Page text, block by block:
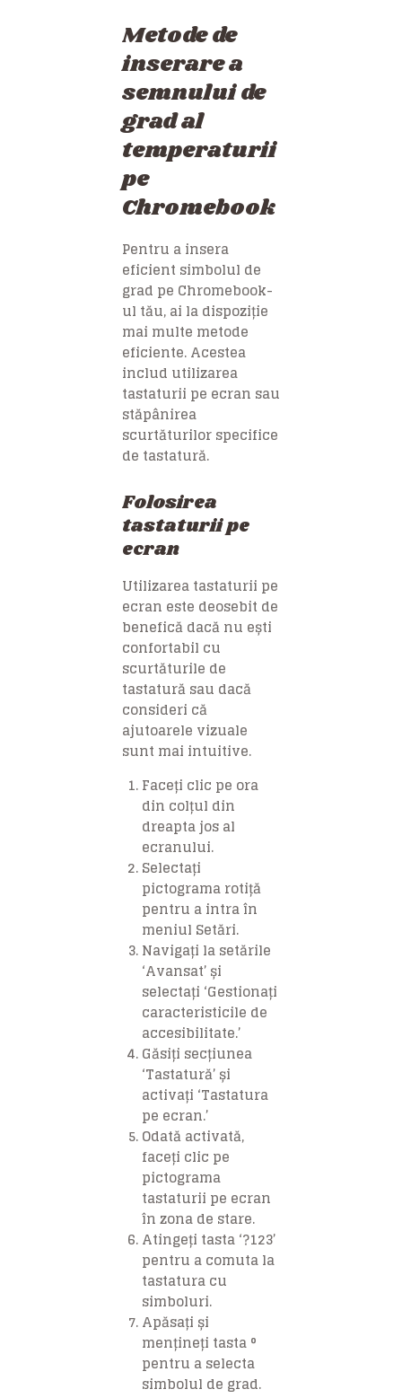
Metode de
inserare a
semnului de
grad al
temperaturii
pe
Chromebook
Pentru a insera
eficient simbolul de
grad pe Chromebook-
ul tău, ai la dispoziție
mai multe metode
eficiente. Acestea
includ utilizarea
tastaturii pe ecran sau
stăpânirea
scurtăturilor specifice
de tastatură.
Folosirea
tastaturii pe
ecran
Utilizarea tastaturii pe
ecran este deosebit de
benefică dacă nu ești
confortabil cu
scurtăturile de
tastatură sau dacă
consideri că
ajutoarele vizuale
sunt mai intuitive.
Faceți clic pe ora
din colțul din
dreapta jos al
ecranului.
Selectați
pictograma rotiță
pentru a intra în
meniul Setări.
Navigați la setările
‘Avansat’ și
selectați ‘Gestionați
caracteristicile de
accesibilitate.’
Găsiți secțiunea
‘Tastatură’ și
activați ‘Tastatura
pe ecran.’
Odată activată,
faceți clic pe
pictograma
tastaturii pe ecran
în zona de stare.
Atingeți tasta ‘?123’
pentru a comuta la
tastatura cu
simboluri.
Apăsați și
mențineți tasta °
pentru a selecta
simbolul de grad.